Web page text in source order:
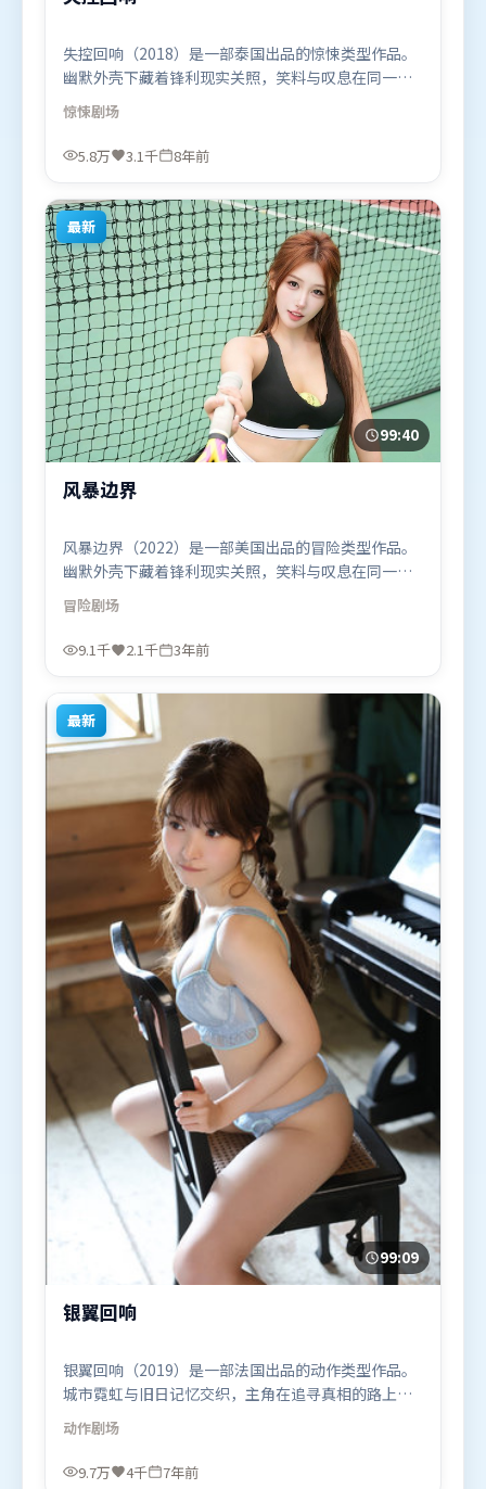
失控回响（2018）是一部泰国出品的惊悚类型作品。
幽默外壳下藏着锋利现实关照，笑料与叹息在同一场
景里并存。群像刻画各有弧光，配角亦承担叙事推进
功能。由徐克执导，周冬雨、堺雅人、提莫西·查拉
米，河正宇、章子怡等联袂出演。影片于2018年3月
材的观众观看。
惊悚剧场
5.8万 3.1千 8年前
最新
99:40
风暴边界
风暴边界（2022）是一部美国出品的冒险类型作品。
幽默外壳下藏着锋利现实关照，笑料与叹息在同一场
景里并存。动作场面设计讲究空间与节奏，文戏部分
同样扎实耐嚼。由杜琪峰执导，胡歌、汤姆·哈迪、
沈腾，阿米尔·汗、基里安·墨菲、雷佳音等联袂出
上线，适合喜欢冒险题材的观众观看。
冒险剧场
9.1千 2.1千 3年前
最新
99:09
银翼回响
银翼回响（2019）是一部法国出品的动作类型作品。
城市霓虹与旧日记忆交织，主角在追寻真相的路上不
断付出代价。高潮段落信息密度高，情绪释放与主题
回扣同时完成。由张艺谋执导，段奕宏、刘亦菲、周
冬雨，奥卡菲娜、堺雅人、全智贤等联袂出演。影片
动作剧场
9.7万 4千 7年前